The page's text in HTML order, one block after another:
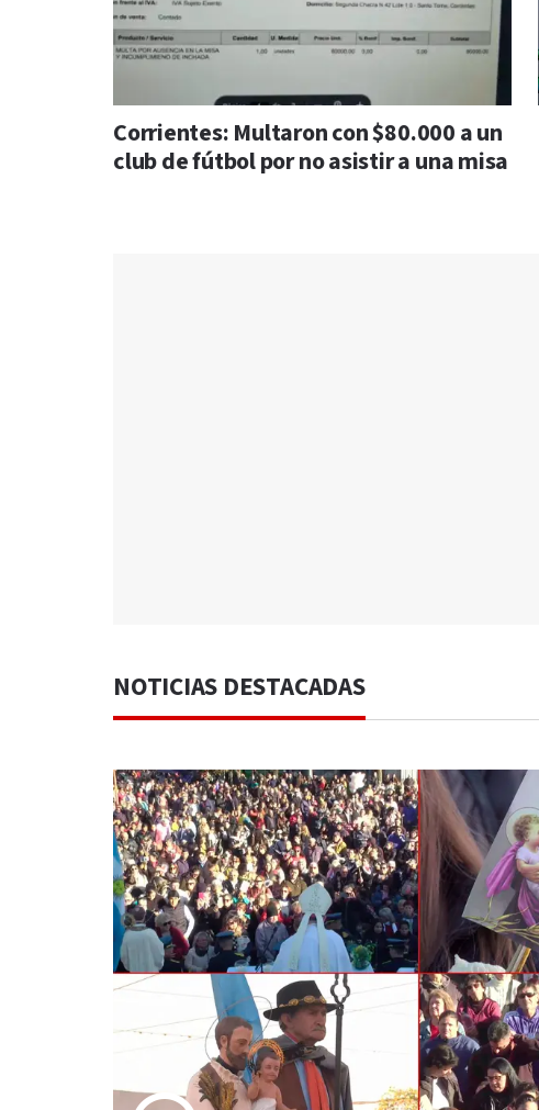
Corrientes: Multaron con $80.000 a un
club de fútbol por no asistir a una misa
NOTICIAS DESTACADAS